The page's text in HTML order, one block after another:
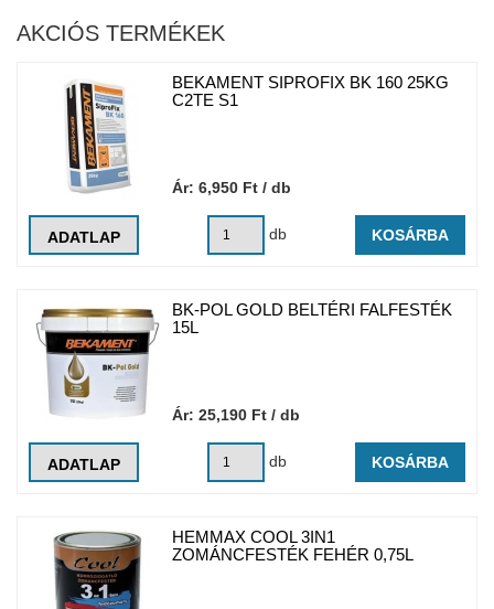
AKCIÓS TERMÉKEK
BEKAMENT SIPROFIX BK 160 25KG
C2TE S1
Ár: 6,950 Ft / db
ADATLAP db KOSÁRBA
BK-POL GOLD BELTÉRI FALFESTÉK
15L
Ár: 25,190 Ft / db
ADATLAP db KOSÁRBA
HEMMAX COOL 3IN1
ZOMÁNCFESTÉK FEHÉR 0,75L